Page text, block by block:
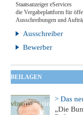
Staatsanzeiger eServices
die Vergabeplattform für
Ausschreibungen und
Ausschreiber
Bewerber
BEILAGEN
> Das
„Die